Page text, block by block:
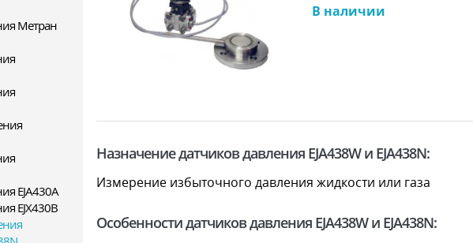
Метран
EJA430A
EJX430B
В наличии
Назначение датчиков давления EJA438W и EJA438N:
Измерение избыточного давления жидкости или газа
Особенности датчиков давления EJA438W и EJA438N: